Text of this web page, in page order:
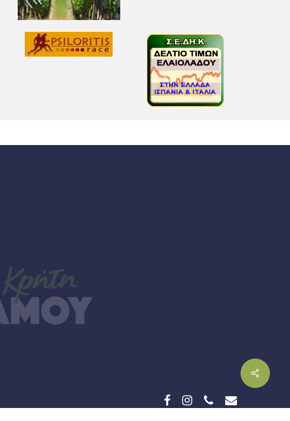
facebookinstagramphoneemail